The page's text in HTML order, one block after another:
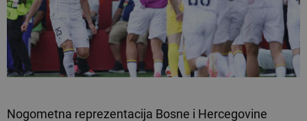
Nogometna reprezentacija Bosne i Hercegovine